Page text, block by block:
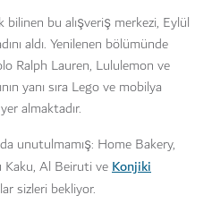
bu alışveriş merkezi, Eylül
aldı. Yenilenen bölümünde
Ralph Lauren, Lululemon ve
yanı sıra Lego ve mobilya
almaktadır.
unutulmamış: Home Bakery,
Kaku, Al Beiruti veKonjiki
sizleri bekliyor.